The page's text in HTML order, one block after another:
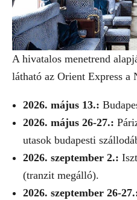
A hivatalos menetrend
látható az Orient Express a
2026. május 13.:
2026. május 26-27.:
utasok budapesti
2026. szeptember 2.:
(tranzit megálló).
2026. szeptember 26-